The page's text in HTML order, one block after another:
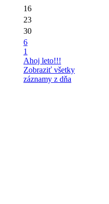
16
23
30
6
1
Ahoj leto!!!
Zobraziť všetky
záznamy z dňa